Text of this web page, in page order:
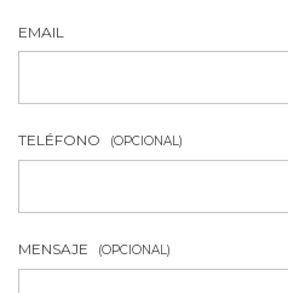
EMAIL
TELÉFONO (OPCIONAL)
MENSAJE (OPCIONAL)